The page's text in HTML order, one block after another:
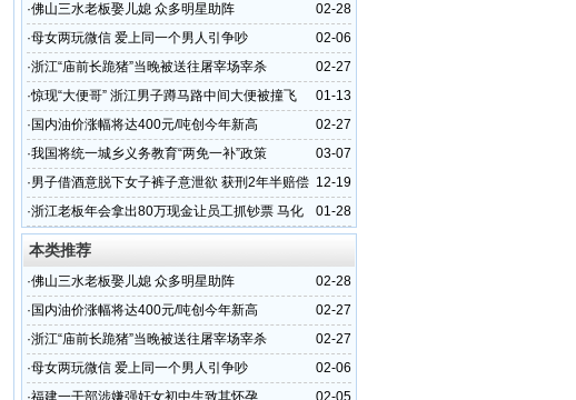
02-28
·佛山三水老板娶儿媳 众多明星助阵
02-06
·母女两玩微信 爱上同一个男人引争吵
02-27
·浙江“庙前长跪猪”当晚被送往屠宰场宰杀
01-13
·惊现“大便哥” 浙江男子蹲马路中间大便被撞飞
02-27
· 国内油价涨幅将达400元/吨创今年新高
03-07
·我国将统一城乡义务教育“两免一补”政策
12-19
·男子借酒意脱下女子裤子意泄欲 获刑2年半赔偿
2.5万
01-28
·浙江老板年会拿出80万现金让员工抓钞票 马化
腾叫板每人派1亿
本类推荐
02-28
·佛山三水老板娶儿媳 众多明星助阵
02-27
· 国内油价涨幅将达400元/吨创今年新高
02-27
·浙江“庙前长跪猪”当晚被送往屠宰场宰杀
02-06
·母女两玩微信 爱上同一个男人引争吵
02-05
·福建一干部涉嫌强奸女初中生致其怀孕